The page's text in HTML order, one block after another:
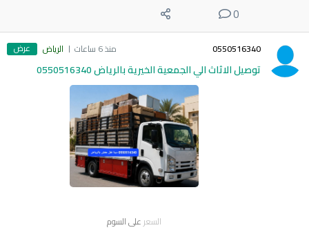
0
0550516340 منذ 6 ساعات الرياض عرض
توصيل الاثاث الي الجمعية الخيرية بالرياض 0550516340
السعر على السوم